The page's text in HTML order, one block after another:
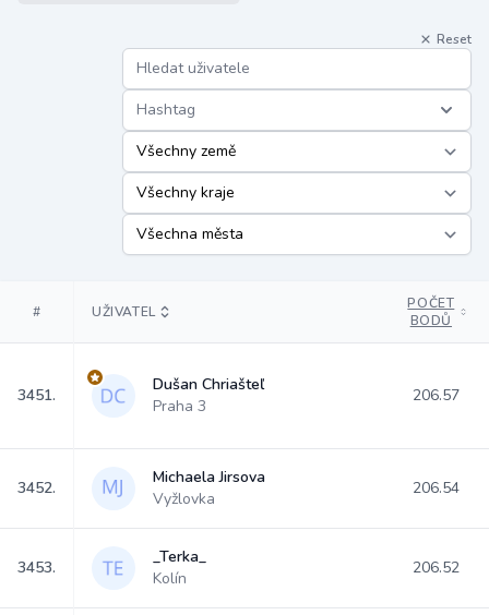
Reset
Hashtag
# UŽIVATEL
POČET
BODŮ
3451.
Dušan Chriašteľ
Praha 3
206.57
3452.
Michaela Jirsova
Vyžlovka
206.54
3453.
_Terka_
Kolín
206.52